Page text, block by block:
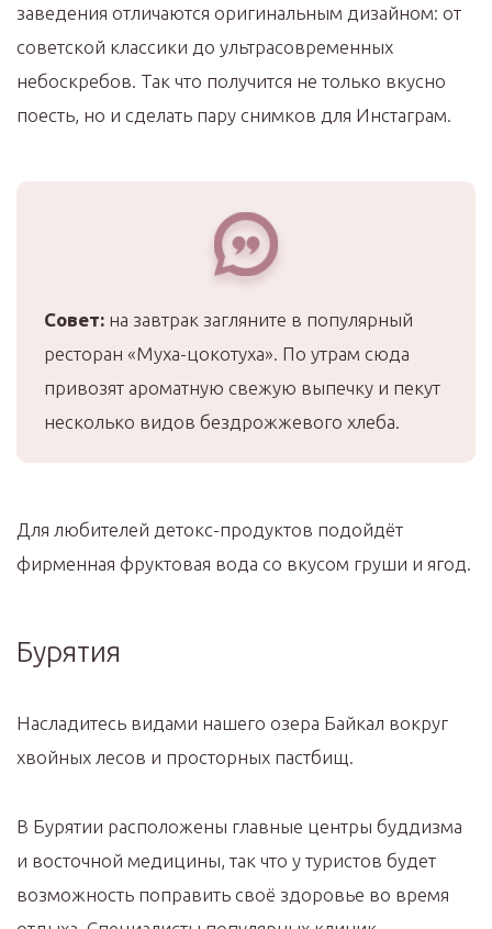
заведения отличаются оригинальным дизайном: от
советской классики до ультрасовременных
небоскребов. Так что получится не только вкусно
поесть, но и сделать пару снимков для Инстаграм.
Совет: на завтрак загляните в популярный
ресторан «Муха-цокотуха». По утрам сюда
привозят ароматную свежую выпечку и пекут
несколько видов бездрожжевого хлеба.
Для любителей детокс-продуктов подойдёт
фирменная фруктовая вода со вкусом груши и ягод.
Бурятия
Насладитесь видами нашего озера Байкал вокруг
хвойных лесов и просторных пастбищ.
В Бурятии расположены главные центры буддизма
и восточной медицины, так что у туристов будет
возможность поправить своё здоровье во время